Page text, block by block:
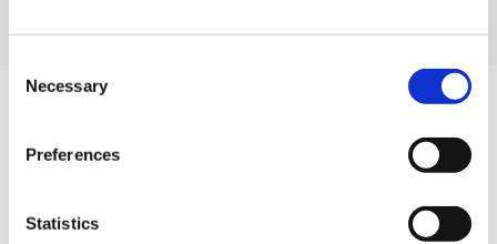
Selection
Necessary
Preferences
Statistics
Meer weten onze Tork Xpress®